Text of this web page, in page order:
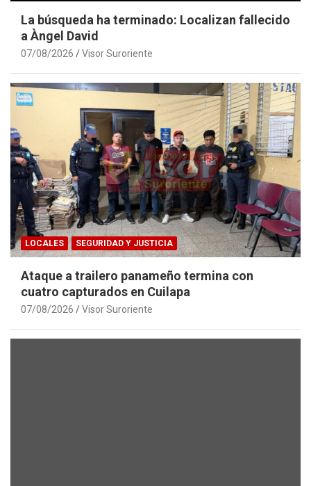
La búsqueda ha terminado: Localizan fallecido
a Àngel David
07/08/2026 Visor Suroriente
LOCALES SEGURIDAD Y JUSTICIA
Ataque a trailero panameño termina con
cuatro capturados en Cuilapa
07/08/2026 Visor Suroriente